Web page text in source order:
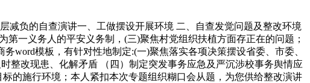
负的自查演讲一、工做摆设开展环境 二、自查发觉问题及整改环境
一义务人的平安义务制，(三)聚焦村党组织扶植方面存正在的问题；
word模板，有针对性地制定:(一)聚焦落实各项决策摆设省委、市委、
整改现患、化解矛盾 （四）制定突发事务应急及严沉涉校事务舆情应
的施行环境；本人紧扣本次专题组织糊口会从题，为您供给整改演讲